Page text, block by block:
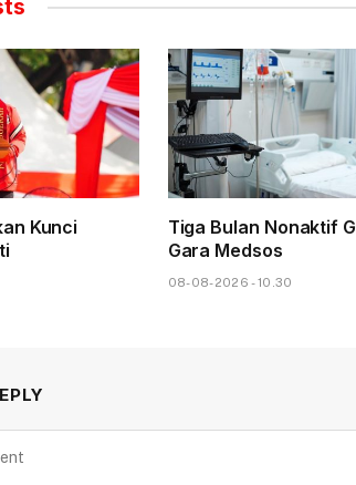
Kunci
Tiga Bulan Nonaktif
Gara Medsos
08-08-2026 - 10.30